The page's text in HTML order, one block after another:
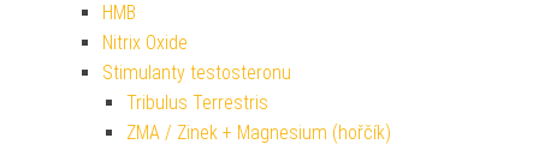
HMB
Nitrix Oxide
Stimulanty testosteronu
Tribulus Terrestris
ZMA / Zinek + Magnesium (hořčík)